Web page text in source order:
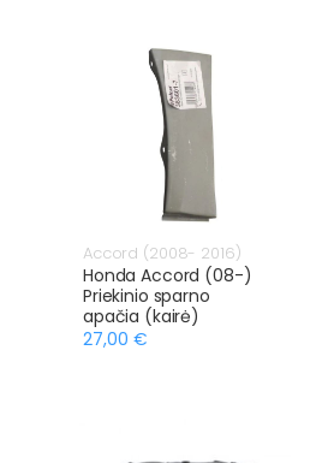
Accord (2008- 2016)
Honda Accord (08-)
Priekinio sparno
apačia (kairė)
27,00 €